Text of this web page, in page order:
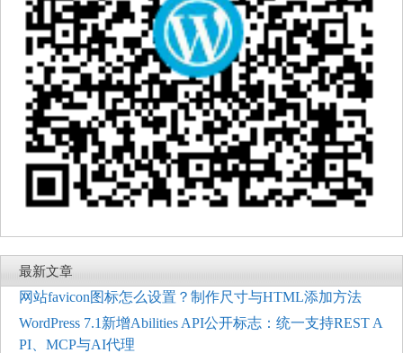
最新文章
网站favicon图标怎么设置？制作尺寸与HTML添加方法
WordPress 7.1新增Abilities API公开标志：统一支持REST A
PI、MCP与AI代理